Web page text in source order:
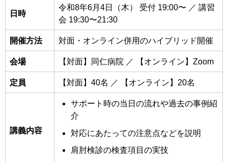
日時
令和8年6月4日（木） 受付 19:00〜 ／ 講習
会 19:30〜21:30
開催方法 対面・オンライン併用のハイブリッド開催
会場 【対面】同仁病院 ／ 【オンライン】Zoom
定員 【対面】40名 ／ 【オンライン】20名
講義内容
サポート時の当日の流れや過去の事例紹
介
対応にあたっての注意点などを説明
肩肘検診の検査項目の実技